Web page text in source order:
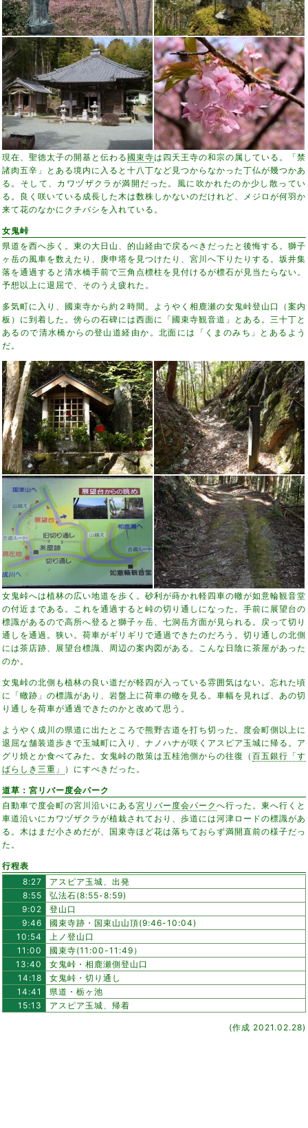
現在、聖徳太子の開基と伝わる 國束寺は四天王寺の和宗の属している。「禁
諸肉五辛」とある境内に入ると十八丁など見つからなかった丁仏が幾つかあ
る。そして、カワヅザクラが満開だった。風に吹かれたのか少し散ってい
る。良く咲いている成長した木は数株しかないのだけれど、メジロが何羽か
来て花のなかにクチバシを入れている。
女鬼峠
県道を西へ歩く。東の大日山、的山経由で戻るべきだったと後悔する。獅子
ヶ岳の風車を数えたり、庚申塔を見つけたり、宮川へ下りたりする。坂井集
落を通過すると清水橋手前で三角点標柱を見付けるが標石が見当たらない。
予想以上に退屈で、そのうえ疲れた。
多気町に入り、國束寺から約２時間。ようやく相鹿瀬の女鬼峠登山口（案内
板）に到着した。傍らの石碑には西面に「國束寺観音道」とある。三十丁と
あるので清水橋からの登山道経由か。北面には「くまのみち」とあるよう
だ。
女鬼峠へは植林の広い地道を歩く。砂利が蒔かれ軽四車の轍が如意輪観音堂
の付近まである。これを通過すると峠の切り通しになった。手前に展望台の
標識があるので高所へ登ると獅子ヶ岳、七洞岳方面が見られる。戻って切り
通しを通過。狭い。荷車がギリギリで通過できたのだろう。切り通しの北側
には茶店跡、展望台標識、周辺の案内図がある。こんな日陰に茶屋があった
のか。
女鬼峠の北側も植林の良い道だが軽四が入っている雰囲気はない。忘れた頃
に「轍跡」の標識があり、岩盤上に荷車の轍を見る。車幅を見れば、あの切
り通しを荷車が通過できたのかと改めて思う。
ようやく成川の県道に出たところで熊野古道を打ち切った。度会町側以上に
退屈な舗装道歩きで玉城町に入り、ナノハナが咲くアスピア玉城に帰る。ア
グリ焼とか食べてみた。女鬼峠の散策は五桂池側からの往復（ 百五銀行「す
ばらしき三重」
）にすべきだった。
道草：宮リバー度会パーク
自動車で度会町の宮川沿いにある宮リバー度会パーク へ行った。東へ行くと
車道沿いにカワヅザクラが植栽されており、歩道には河津ロードの標識があ
る。木はまだ小さめだが、国束寺ほど花は落ちておらず満開直前の様子だっ
た。
行程表
8:27
アスピア玉城、出発
8:55
弘法石(8:55-8:59)
9:02
登山口
9:46
國束寺跡・国束山山頂(9:46-10:04)
10:54
上ノ登山口
11:00
國束寺(11:00-11:49）
13:40
女鬼峠・相鹿瀬側登山口
14:18
女鬼峠・切り通し
14:41
県道・栃ヶ池
15:13
アスピア玉城、帰着
(作成 2021.02.28)